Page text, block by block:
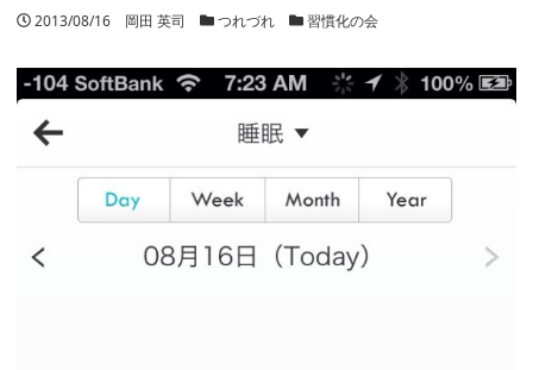
投稿日
2013/08/16 著者
岡田 英司 カテゴリー
つれづれ カテゴリー
習慣化の会